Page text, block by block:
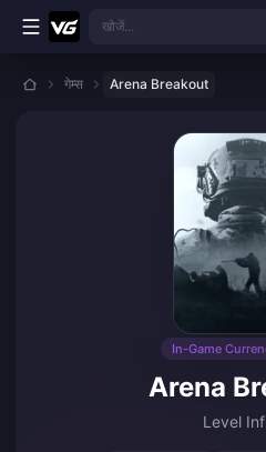
मुख्य सामग्री पर जाएं
खोजें...
गेम्स Arena Breakout
In-Game
Arena
Level